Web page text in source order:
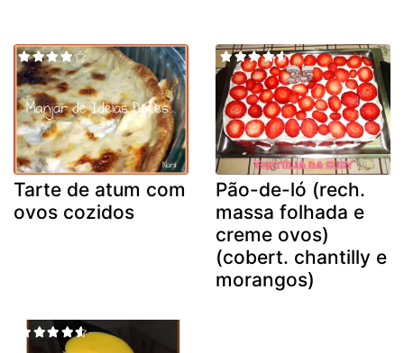
Tarte de atum com
ovos cozidos
Pão-de-ló (rech.
massa folhada e
creme ovos)
(cobert. chantilly e
morangos)